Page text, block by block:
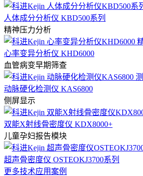
人体成分分析仪 KBD500系列
精神压力分析
心率变异分析仪 KHD6000
血管病变早期筛查
动脉硬化检测仪 KAS6800
侧屏显示
双能X射线骨密度仪 KDX8000+
儿童孕妇报告模块
超声骨密度仪 OSTEOKJ3700系列
更多技术应用案例